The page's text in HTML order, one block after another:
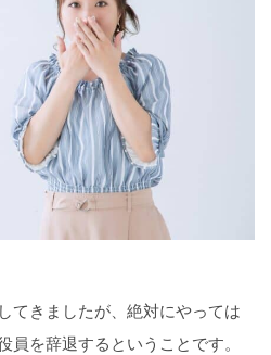
てきましたが、絶対にやっては
を辞退するということです。